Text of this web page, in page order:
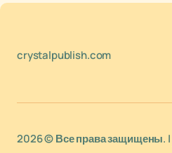
crystalpublish.com
2026 © Все права защищены. |